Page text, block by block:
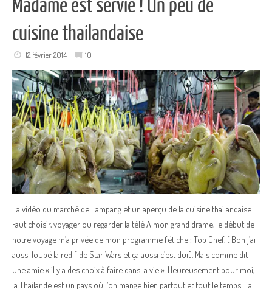
Madame est servie ! Un peu de
cuisine thailandaise
12 février 2014 10
La vidéo du marché de Lampang et un aperçu de la cuisine thailandaise
Faut choisir, voyager ou regarder la télé A mon grand drame, le début de
notre voyage m’a privée de mon programme fétiche : Top Chef. ( Bon j’ai
aussi loupé la redif de Star Wars et ça aussi c’est dur). Mais comme dit
une amie « il y a des choix à faire dans la vie ». Heureusement pour moi,
la Thaïlande est un pays où l’on mange bien partout et tout le temps. La